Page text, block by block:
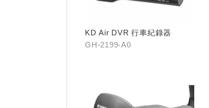
KD Air DVR 行車紀錄器
GH-2199-A0